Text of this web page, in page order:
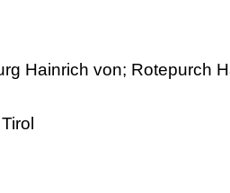
Hainrich von; Rotepurch